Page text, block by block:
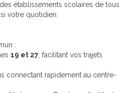
établissements scolaires de tous
votre quotidien.
:
19 et 27 , facilitant vos trajets
connectant rapidement au centre-